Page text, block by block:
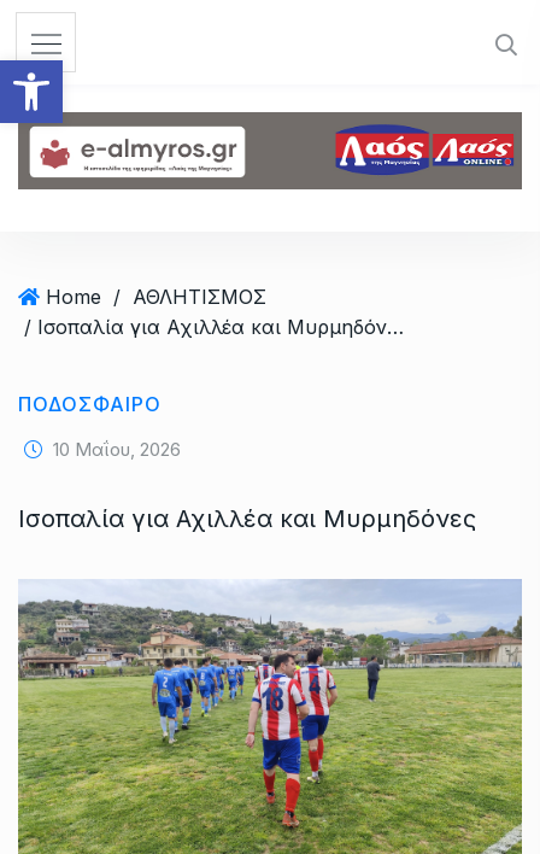
Ανοίξτε τη γραμμή
Home / ΑΘΛΗΤΙΣΜΟΣ
/ Ισοπαλία για Αχιλλέα και Μυρμηδόνες
ΠΟΔΟΣΦΑΙΡΟ
10 Μαΐου, 2026
Ισοπαλία για Αχιλλέα και Μυρμηδόνες